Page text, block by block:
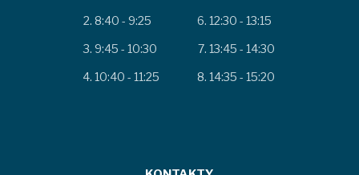
8:40 - 9:25
9:45 - 10:30
10:40 - 11:25
12:30 - 13:15
13:45 - 14:30
14:35 - 15:20